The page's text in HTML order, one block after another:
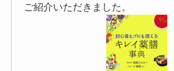
ご紹介いただきました。